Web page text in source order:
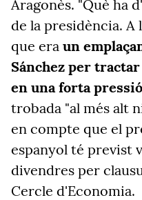
Aragonès. "Què ha
de la presidència. A
que era un
Sánchez per
en una forta pressió
trobada "al més alt
en compte que el
espanyol té previst
divendres per
Cercle d'Economia.